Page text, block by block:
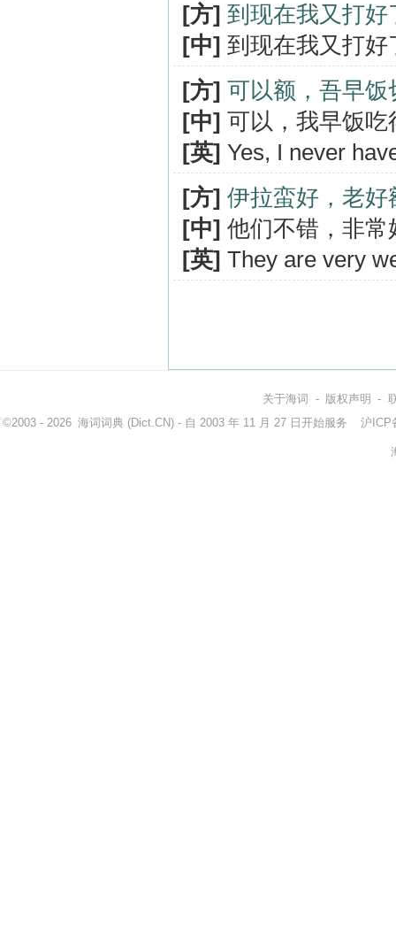
[方] 到现在我又打好
[中] 到现在我又打好
[方] 可以额，吾早饭
[中] 可以，我早饭吃
[英] Yes, I never
[方] 伊拉蛮好，老好
[中] 他们不错，非常
[英] They are very
关于海词 - 版权声明 -
©2003 - 2026 海词词典 (Dict.CN) - 自 2003 年 11 月 27 日开始服务 沪ICP